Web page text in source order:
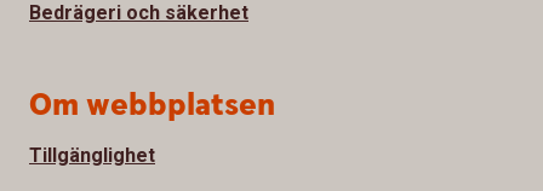
Bedrägeri och säkerhet
Om webbplatsen
Tillgänglighet